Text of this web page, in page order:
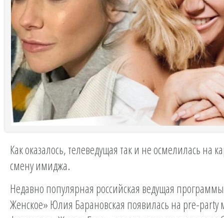
Как оказалось, телеведущая так и не осмелилась на
смену имиджа.
Недавно популярная российская ведущая
Женское» Юлия Барановская появилась на pre-party